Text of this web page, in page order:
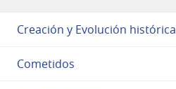
Creación y Evolución histórica
Cometidos